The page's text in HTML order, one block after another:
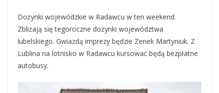
Dożynki wojewódzkie w Radawcu w ten weekend.
Zbliżają się tegoroczne dożynki województwa
lubelskiego. Gwiazdą imprezy będzie Zenek Martyniuk. Z
Lublina na lotnisko w Radawcu kursować będą bezpłatne
autobusy.